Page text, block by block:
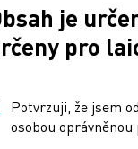
době, kdy se
normálně.
je
pro
Potvrzuji, že jsem
osobou